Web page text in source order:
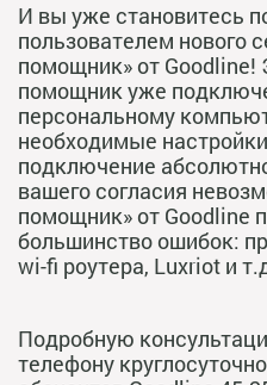
И вы уже становитесь
пользователем нового
помощник» от Goodline!
помощник уже
персональному
необходимые
подключение
вашего согласия
помощник» от Goodline
большинство ошибок:
wi-fi роутера, Luxriot и
Подробную
телефону